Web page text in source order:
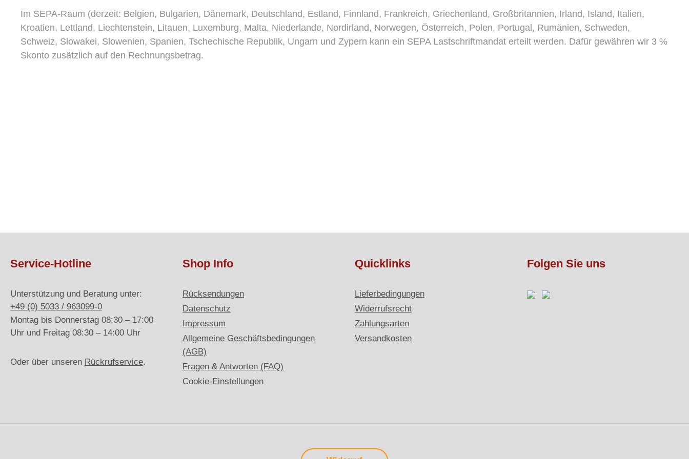
Im SEPA-Raum (derzeit: Belgien, Bulgarien, Dänemark, Deutschland, Estland, Finnland, Frankreich, Griechenland, Großbritannien, Irland, Island, Italien,
Kroatien, Lettland, Liechtenstein, Litauen, Luxemburg, Malta, Niederlande, Nordirland, Norwegen, Österreich, Polen, Portugal, Rumänien, Schweden,
Schweiz, Slowakei, Slowenien, Spanien, Tschechische Republik, Ungarn und Zypern kann ein SEPA Lastschriftmandat erteilt werden. Dafür gewähren wir 3 %
Skonto zusätzlich auf den Rechnungsbetrag.
Service-Hotline
Unterstützung und Beratung unter:
+49 (0) 5033 / 963099-0
Montag bis Donnerstag 08:30 – 17:00
Uhr und Freitag 08:30 – 14:00 Uhr
Oder über unseren Rückrufservice.
Shop Info
Rücksendungen
Datenschutz
Impressum
Allgemeine Geschäftsbedingungen
(AGB)
Fragen & Antworten (FAQ)
Cookie-Einstellungen
Quicklinks
Lieferbedingungen
Widerrufsrecht
Zahlungsarten
Versandkosten
Folgen Sie uns